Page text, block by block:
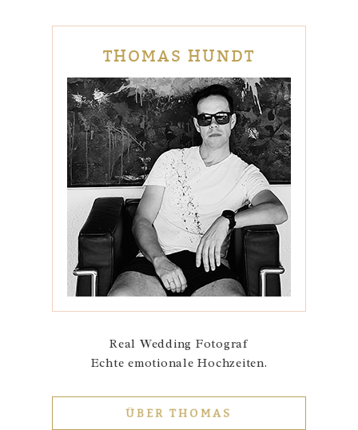
THOMAS HUNDT
Real Wedding Fotograf
Echte emotionale Hochzeiten.
ÜBER THOMAS